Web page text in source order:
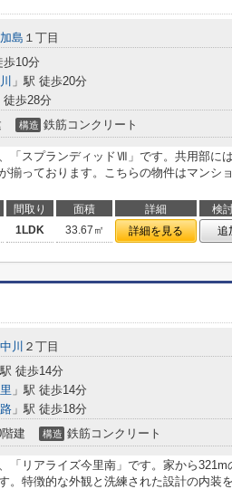
加島 １丁目
歩10分
」駅 徒歩20分
徒歩28分
構造 鉄筋コンクリート
「スプランディッドⅦ」です。共用部に
揃っております。こちらの物件はマンショ
間取り 面積 詳細
検
1LDK 33.67㎡ 詳細を見る 追
中川 ２丁目
駅 徒歩14分
」駅 徒歩14分
」駅 徒歩18分
階建 構造 鉄筋コンクリート
「リアライズ今里南」です。家から321m
。特徴的な外観と洗練された設計の内装